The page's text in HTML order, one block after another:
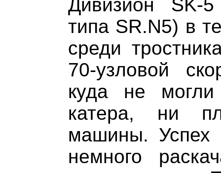
Дивизион SK-5
типа SR.N5) в
среди
70-узловой
куда не
катера, ни
машины. Успех
немного